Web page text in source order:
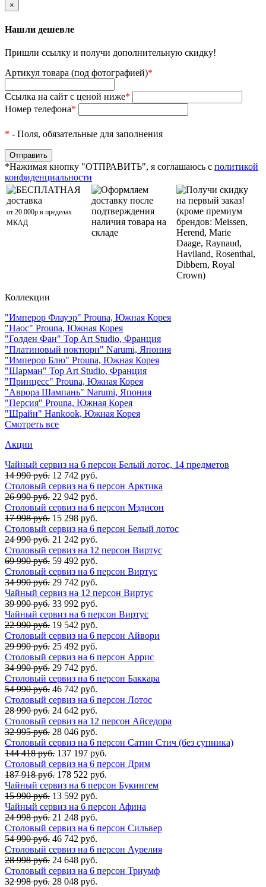
×
Нашли дешевле
Пришли ссылку и получи дополнительную скидку!
Артикул товара (под фотографией)*
Ссылка на сайт с ценой ниже*
Номер телефона*
* - Поля, обязательные для заполнения
*Нажимая кнопку "ОТПРАВИТЬ", я соглашаюсь с политикой
конфиденциальности
БЕСПЛАТНАЯ
доставка
от 20 000р в пределах
МКАД
Оформляем
доставку после
подтверждения
наличия товара на
складе
Получи скидку
на первый заказ!
(кроме премиум
брендов: Meissen,
Herend, Marie
Daage, Raynaud,
Haviland, Rosenthal,
Dibbern, Royal
Crown)
Коллекции
"Имперор Флауэр" Prouna, Южная Корея
"Наос" Prouna, Южная Корея
"Голден Фан" Top Art Studio, Франция
"Платиновый ноктюрн" Narumi, Япония
"Имперор Блю" Prouna, Южная Корея
"Шарман" Top Art Studio, Франция
"Принцесс" Prouna, Южная Корея
"Аврора Шампань" Narumi, Япония
"Персия" Prouna, Южная Корея
"Шрайн" Hankook, Южная Корея
Смотреть все
Акции
Чайный сервиз на 6 персон Белый лотос, 14 предметов
14 990 руб. 12 742 руб.
Столовый сервиз на 6 персон Арктика
26 990 руб. 22 942 руб.
Столовый сервиз на 6 персон Мэдисон
17 998 руб. 15 298 руб.
Столовый сервиз на 6 персон Белый лотос
24 990 руб. 21 242 руб.
Столовый сервиз на 12 персон Виртус
69 990 руб. 59 492 руб.
Столовый сервиз на 6 персон Виртус
34 990 руб. 29 742 руб.
Чайный сервиз на 12 персон Виртус
39 990 руб. 33 992 руб.
Чайный сервиз на 6 персон Виртус
22 990 руб. 19 542 руб.
Столовый сервиз на 6 персон Айвори
29 990 руб. 25 492 руб.
Столовый сервиз на 6 персон Аррис
34 990 руб. 29 742 руб.
Столовый сервиз на 6 персон Баккара
54 990 руб. 46 742 руб.
Столовый сервиз на 6 персон Лотос
28 990 руб. 24 642 руб.
Столовый сервиз на 12 персон Айседора
32 995 руб. 28 046 руб.
Столовый сервиз на 6 персон Сатин Стич (без супника)
144 418 руб. 137 197 руб.
Столовый сервиз на 6 персон Дрим
187 918 руб. 178 522 руб.
Чайный сервиз на 6 персон Букингем
15 990 руб. 13 592 руб.
Чайный сервиз на 6 персон Афина
24 998 руб. 21 248 руб.
Столовый сервиз на 6 персон Сильвер
54 990 руб. 46 742 руб.
Столовый сервиз на 6 персон Аурелия
28 998 руб. 24 648 руб.
Столовый сервиз на 6 персон Триумф
32 998 руб. 28 048 руб.